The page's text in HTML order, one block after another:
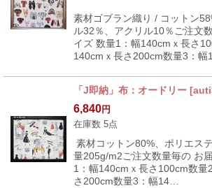
素材ゴブラン織り / コットン
ル32％、アクリル10％ご注文
イズ 数量1：幅140cmｘ長さ
140cmｘ長さ200cm数量3：幅
「J即納」布：オードリー [
6,840円
在庫数 5点
素材コットン80%、ポリエス
量205g/m2ご注文数量毎の お
1：幅140cmｘ長さ100cm数量
さ200cm数量3：幅14…